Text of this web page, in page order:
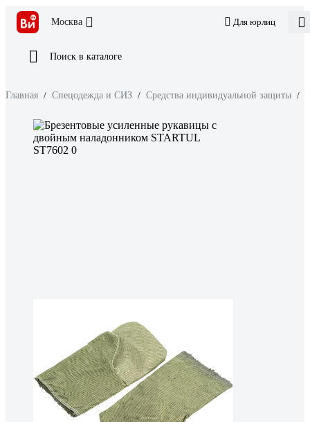
Москва Для юрлиц
Поиск в каталоге
Главная / Спецодежда и СИЗ / Средства индивидуальной защиты /